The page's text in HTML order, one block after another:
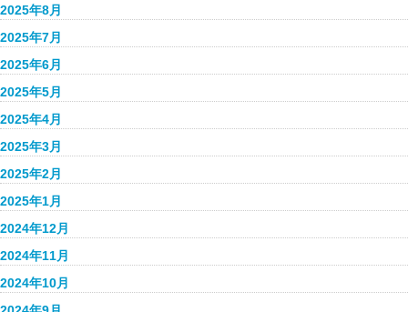
2025年8月
2025年7月
2025年6月
2025年5月
2025年4月
2025年3月
2025年2月
2025年1月
2024年12月
2024年11月
2024年10月